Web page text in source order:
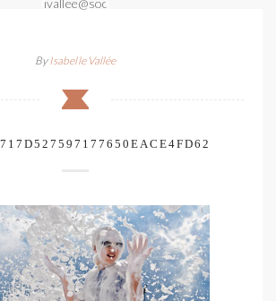
ByIsabelle Vallée